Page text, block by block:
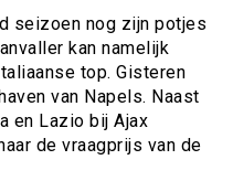
seizoen nog zijn potjes
kan namelijk
top. Gisteren
van Napels. Naast
en Lazio bij Ajax
de vraagprijs van de